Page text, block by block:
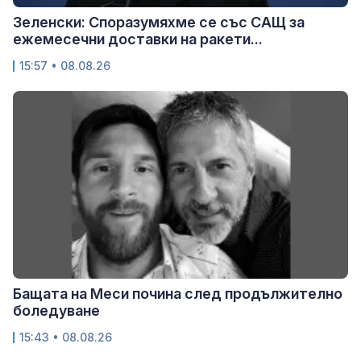
Зеленски: Споразумяхме се със САЩ за
ежемесечни доставки на ракети...
15:57 • 08.08.26
Бащата на Меси почина след продължително
боледуване
15:43 • 08.08.26